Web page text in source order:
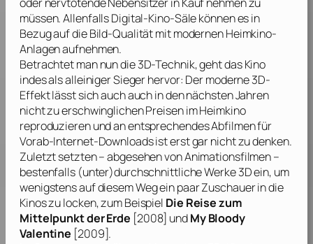
müssen. Allenfalls Digital-Kino-Säle können es in
Bezug auf die Bild-Qualität mit modernen Heimkino-
Anlagen aufnehmen.
Betrachtet man nun die 3D-Technik, geht das Kino
indes als alleiniger Sieger hervor: Der moderne 3D-
Effekt lässt sich auch auch in den nächsten Jahren
nicht zu erschwinglichen Preisen im Heimkino
reproduzieren und an entsprechendes Abfilmen für
Vorab-Internet-Downloads ist erst gar nicht zu denken.
Zuletzt setzten – abgesehen von Animationsfilmen –
bestenfalls (unter)durchschnittliche Werke 3D ein, um
wenigstens auf diesem Weg ein paar Zuschauer in die
Kinos zu locken, zum Beispiel Die Reise zum
Mittelpunkt der Erde [2008] undMy Bloody
Valentine [2009].